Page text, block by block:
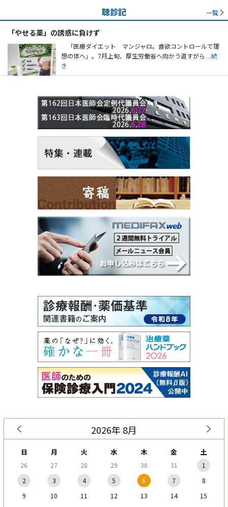
聴診記 一覧
「やせる薬」の誘惑に負けず
「医療ダイエット マンジャロ。食欲コントロールで理
想の体へ」。7月上旬、厚生労働省へ向かう道すがら ...続
き
2026年 8月
日 月 火 水 木 金 土
26 27 28 29 30 31
1
2
3 4 5 6 7
8
9
10 11 12 13 14
15